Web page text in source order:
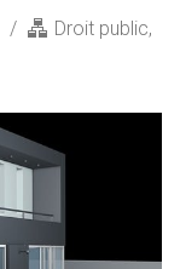
Droit public,